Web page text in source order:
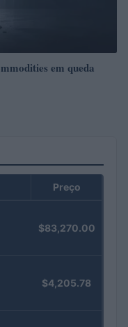
em queda
Preço
$83,270.00
$4,205.78